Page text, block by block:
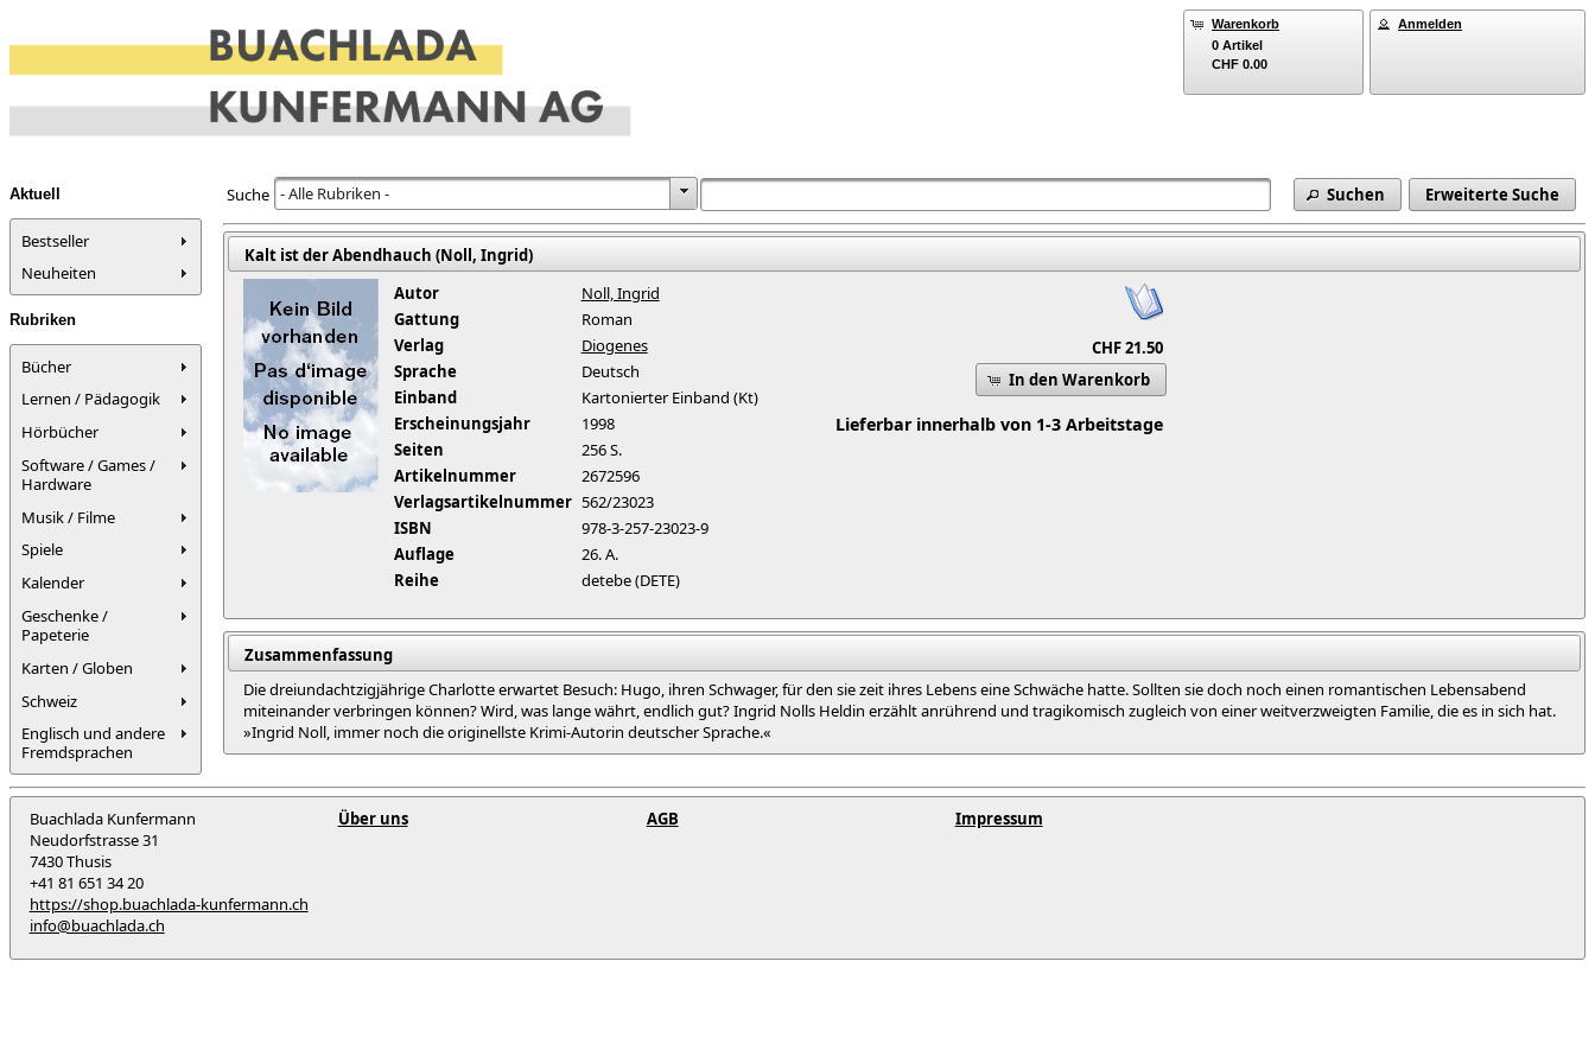
Warenkorb
0 Artikel
CHF 0.00
Anmelden
Aktuell
Bestseller
Neuheiten
Rubriken
Bücher
Lernen / Pädagogik
Hörbücher
Software / Games /
Hardware
Musik / Filme
Spiele
Kalender
Geschenke /
Papeterie
Karten / Globen
Schweiz
Englisch und andere
Fremdsprachen
Suche - Alle Rubriken - Suchen Erweiterte Suche
Kalt ist der Abendhauch (Noll, Ingrid)
Autor
Noll, Ingrid
Gattung
Roman
Verlag
Diogenes
Sprache
Deutsch
Einband
Kartonierter Einband (Kt)
Erscheinungsjahr
1998
Seiten
256 S.
Artikelnummer
2672596
Verlagsartikelnummer 562/23023
ISBN
978-3-257-23023-9
Auflage
26. A.
Reihe
detebe (DETE)
CHF 21.50
In den Warenkorb
Lieferbar innerhalb von 1-3 Arbeitstage
Zusammenfassung
Die dreiundachtzigjährige Charlotte erwartet Besuch: Hugo, ihren Schwager, für den sie zeit ihres Lebens eine Schwäche hatte. Sollten sie doch noch einen romantischen Lebensabend
miteinander verbringen können? Wird, was lange währt, endlich gut? Ingrid Nolls Heldin erzählt anrührend und tragikomisch zugleich von einer weitverzweigten Familie, die es in sich hat.
»Ingrid Noll, immer noch die originellste Krimi-Autorin deutscher Sprache.«
Buachlada Kunfermann
Neudorfstrasse 31
7430 Thusis
+41 81 651 34 20
https://shop.buachlada-kunfermann.ch
info@buachlada.ch
Über uns AGB Impressum